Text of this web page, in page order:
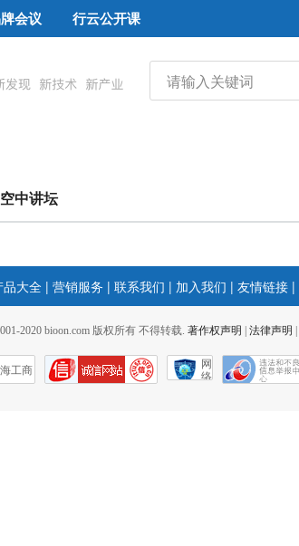
会议 行云公开课
空中讲坛
品大全 | 营销服务 | 联系我们 | 加入我们 | 友情链接 |
2020 bioon.com 版权所有 不得转载. 著作权声明 法律声明
工商
网
络